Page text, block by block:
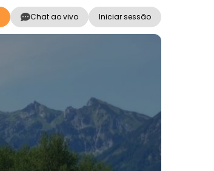
Chat ao vivo Iniciar sessão